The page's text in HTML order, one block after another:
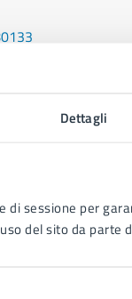
Dettagli
di sessione per
del sito da parte